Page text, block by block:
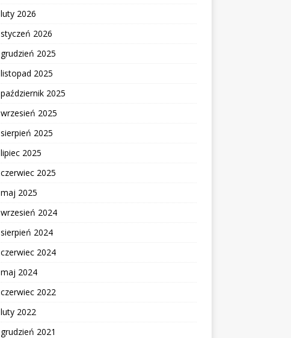
luty 2026
styczeń 2026
grudzień 2025
listopad 2025
październik 2025
wrzesień 2025
sierpień 2025
lipiec 2025
czerwiec 2025
maj 2025
wrzesień 2024
sierpień 2024
czerwiec 2024
maj 2024
czerwiec 2022
luty 2022
grudzień 2021